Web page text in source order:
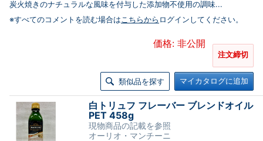
炭火焼きのナチュラルな風味を付与した添加物不使用の調味...
※すべてのコメントを読む場合はこちらから ログインしてください。
価格: 非公開
注文締切
類似品を探す マイカタログに追加
白トリュフ フレーバー ブレンドオイル
PET 458g
現物商品の記載を参照
オーリオ・マンチーニ